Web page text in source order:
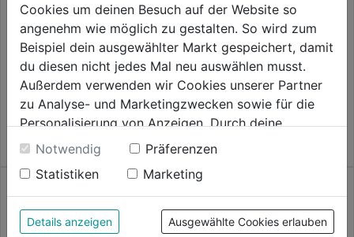
0.0 (0)
0.0
von
Sternen.
8,79€
verz.M10x20mm 4Stk.
0.0 (0)
0.0
von
5
Sternen.
9,79€
Cookies um deinen Besuch auf der Website so
angenehm wie möglich zu gestalten. So wird zum
Beispiel dein ausgewählter Markt gespeichert, damit
du diesen nicht jedes Mal neu auswählen musst.
Außerdem verwenden wir Cookies unserer Partner
zu Analyse- und Marketingzwecken sowie für die
Personalisierung von Anzeigen. Durch deine
Einwilligung werden die Daten von Drittanbieter,
unter anderem auch in den USA, verarbeitet.
Durch Klick auf "Alle Cookies erlauben" stimmst du
der Verwendung aller Cookies zu. Unter "Details
anzeigen" findest du alle Infos zu den
Notwendig
Präferenzen
Statistiken
Marketing
Details anzeigen Ausgewählte Cookies erlauben